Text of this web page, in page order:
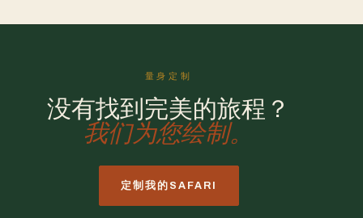
量身定制
没有找到完美的旅程？
我们为您绘制。
定制我的SAFARI